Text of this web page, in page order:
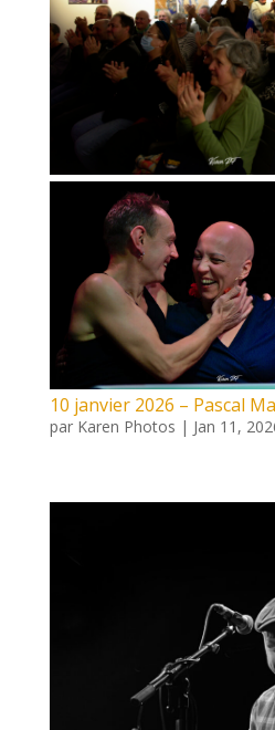
10 janvier 2026 – Pascal
par Karen Photos | Jan 11,